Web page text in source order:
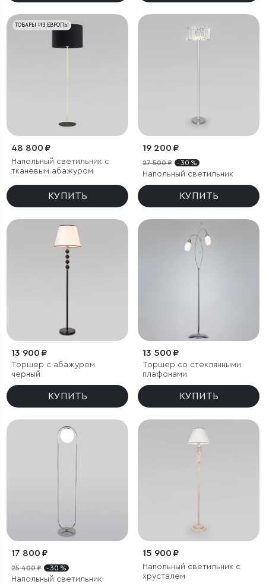
ТОВАРЫ ИЗ ЕВРОПЫ
48 800 ₽
Напольный светильник с
тканевым абажуром
КУПИТЬ
19 200 ₽
27 500 ₽ - 30 %
Напольный светильник
КУПИТЬ
13 900 ₽
Торшер с абажуром
черный
КУПИТЬ
13 500 ₽
Торшер со стеклянными
плафонами
КУПИТЬ
17 800 ₽
25 400 ₽ - 30 %
Напольный светильник
15 900 ₽
Напольный светильник с
хрусталем